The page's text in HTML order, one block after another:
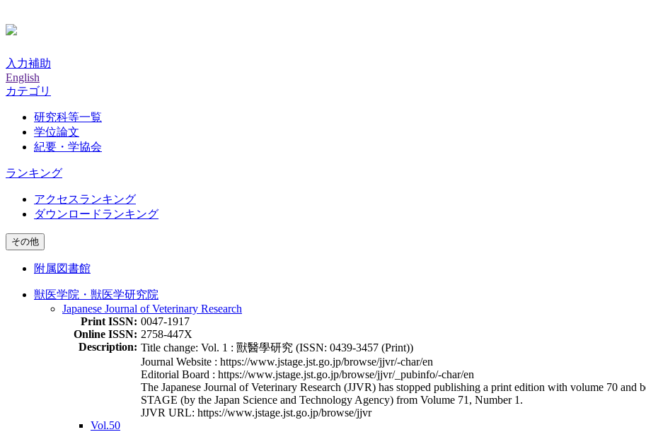
入力補助
English
カテゴリ
研究科等一覧
学位論文
紀要・学協会
ランキング
アクセスランキング
ダウンロードランキング
その他
附属図書館
獣医学院・獣医学研究院
Japanese Journal of Veterinary Research
Print ISSN: 0047-1917
Online ISSN: 2758-447X
Description: Title change: Vol. 1 : 獸醫學研究 (ISSN: 0439-3457 (Print))
Journal Website : https://www.jstage.jst.go.jp/browse/jjvr/-char/en
Editorial Board : https://www.jstage.jst.go.jp/browse/jjvr/_pubinfo/-char/en
The Japanese Journal of Veterinary Research (JJVR) has stopped publishing a print edition with volume 70
STAGE (by the Japan Science and Technology Agency) from Volume 71, Number 1.
JJVR URL: https://www.jstage.jst.go.jp/browse/jjvr
Vol.50